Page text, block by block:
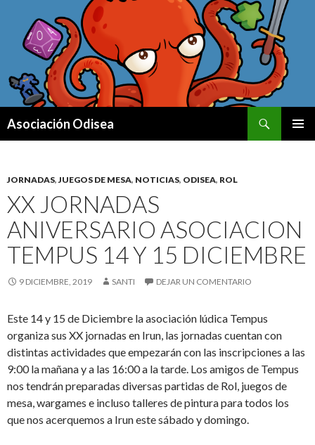
Asociación Odisea
JORNADAS, JUEGOS DE MESA, NOTICIAS, ODISEA, ROL
XX JORNADAS
ANIVERSARIO ASOCIACION
TEMPUS 14 Y 15 DICIEMBRE
9 DICIEMBRE, 2019 SANTI DEJAR UN COMENTARIO
Este 14 y 15 de Diciembre la asociación lúdica Tempus
organiza sus XX jornadas en Irun, las jornadas cuentan con
distintas actividades que empezarán con las inscripciones a las
9:00 la mañana y a las 16:00 a la tarde. Los amigos de Tempus
nos tendrán preparadas diversas partidas de Rol, juegos de
mesa, wargames e incluso talleres de pintura para todos los
que nos acerquemos a Irun este sábado y domingo.